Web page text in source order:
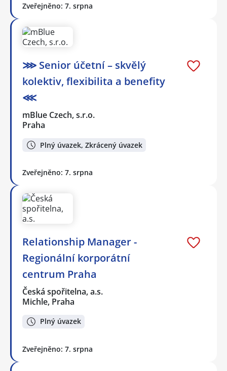
Zveřejněno: 7. srpna
⋙ Senior účetní – skvělý
kolektiv, flexibilita a benefity
⋘
mBlue Czech, s.r.o.
Praha
Plný úvazek, Zkrácený úvazek
Zveřejněno: 7. srpna
Relationship Manager -
Regionální korporátní
centrum Praha
Česká spořitelna, a.s.
Michle, Praha
Plný úvazek
Zveřejněno: 7. srpna